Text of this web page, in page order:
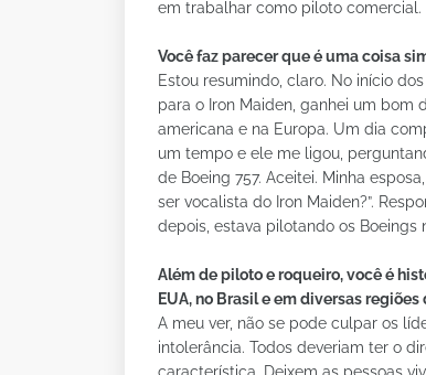
em trabalhar como piloto comercial.
Você faz parecer que é uma coisa
Estou resumindo, claro. No início
para o Iron Maiden, ganhei um bom
americana e na Europa. Um dia
um tempo e ele me ligou,
de Boeing 757. Aceitei. Minha
ser vocalista do Iron Maiden?”.
depois, estava pilotando os Boeings
Além de piloto e roqueiro, você é
EUA, no Brasil e em diversas regiões
A meu ver, não se pode culpar os
intolerância. Todos deveriam ter o